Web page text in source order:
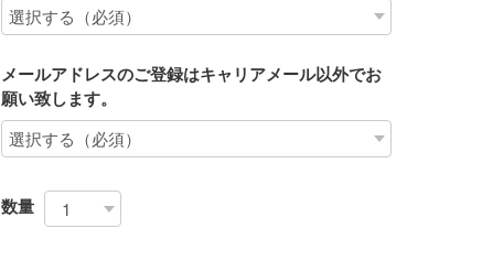
メールアドレスのご登録はキャリアメール以外でお
願い致します。
数量